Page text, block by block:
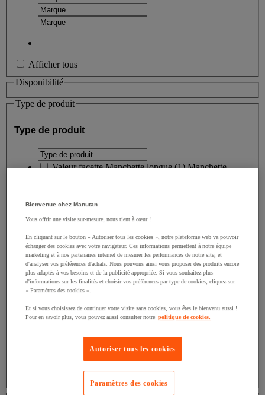
Afficher tous
Disponibilité
Type de produit
Type de produit
Valeur facette Manchette longue(1) Manchette
Valeur facette
Valeur facette Taille M(1) Taille M(1)
Valeur facette Taille S(1) Taille S(1)
Valeur facette Version courte 24 cm(1) Version
Bienvenue chez Manutan
Vous offrir une visite sur-mesure, nous tient à cœur !
En cliquant sur le bouton « Autoriser tous les cookies », notre plateforme web va pouvoir
échanger des cookies avec votre navigateur. Ces informations permettent à notre équipe
marketing et à nos partenaires internet de mesurer les performances de notre site, et
d'analyser vos préférences d'achats. Nous pouvons ainsi vous proposer des produits encore
plus adaptés à vos besoins et de la publicité appropriée. Si vous souhaitez plus
d'informations sur les finalités et choisir vos préférences par type de cookies, cliquez sur
« Paramètres des cookies ».
Et si vous choisissez de continuer votre visite sans cookies, vous êtes le bienvenu aussi !
Pour en savoir plus, vous pouvez aussi consulter notre politique de cookies.
Autoriser tous les cookies
Paramètres des cookies